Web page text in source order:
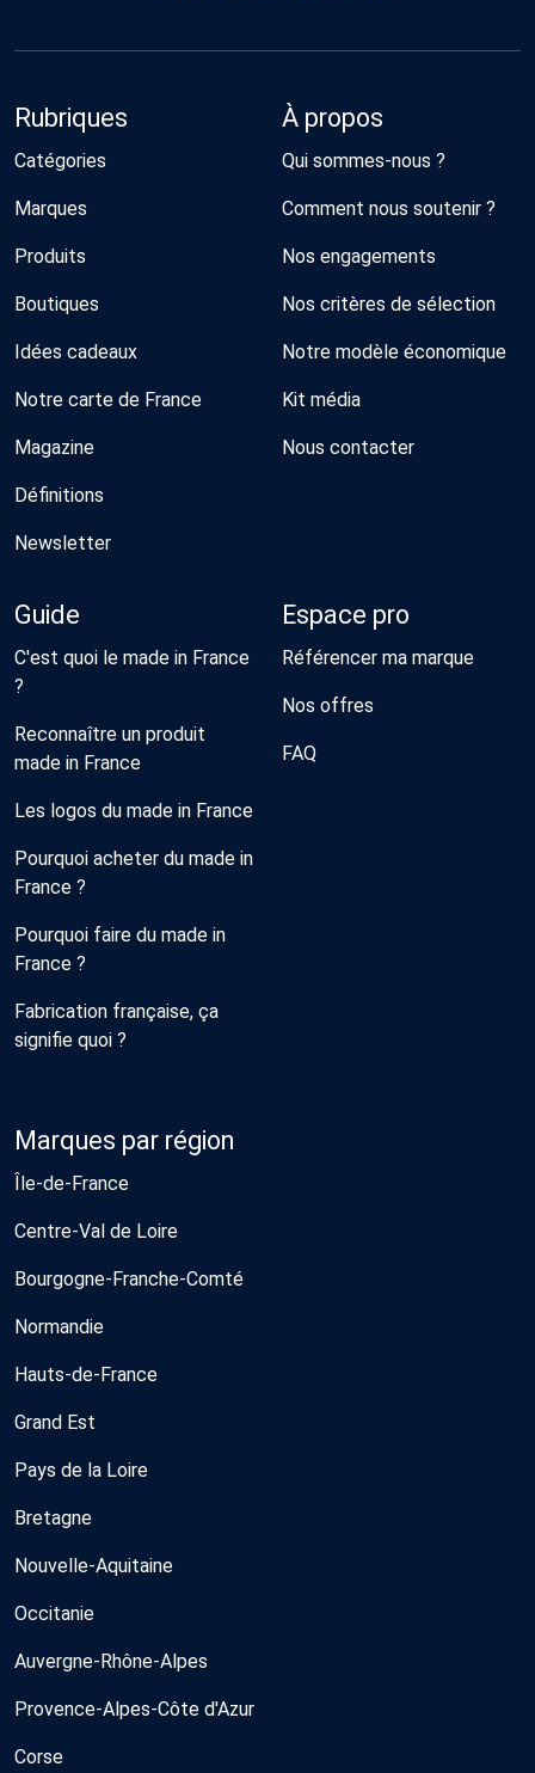
Rubriques
Catégories
Marques
Produits
Boutiques
Idées cadeaux
Notre carte de France
Magazine
Définitions
Newsletter
À propos
Qui sommes-nous ?
Comment nous soutenir ?
Nos engagements
Nos critères de sélection
Notre modèle économique
Kit média
Nous contacter
Guide
C'est quoi le made in France
?
Reconnaître un produit
made in France
Les logos du made in France
Pourquoi acheter du made in
France ?
Pourquoi faire du made in
France ?
Fabrication française, ça
signifie quoi ?
Espace pro
Référencer ma marque
Nos offres
FAQ
Marques par région
Île-de-France
Centre-Val de Loire
Bourgogne-Franche-Comté
Normandie
Hauts-de-France
Grand Est
Pays de la Loire
Bretagne
Nouvelle-Aquitaine
Occitanie
Auvergne-Rhône-Alpes
Provence-Alpes-Côte d'Azur
Corse